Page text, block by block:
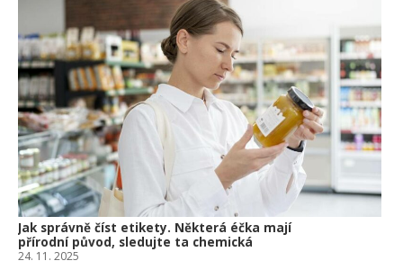
Jak správně číst etikety. Některá éčka mají
přírodní původ, sledujte ta chemická
24. 11. 2025